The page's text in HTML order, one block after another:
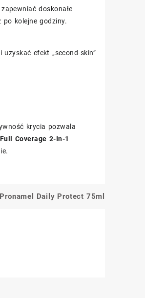
doskonałe
kolejne godziny.
efekt „second-skin”
krycia pozwala
Coverage 2-In-1
Daily Protect 75ml